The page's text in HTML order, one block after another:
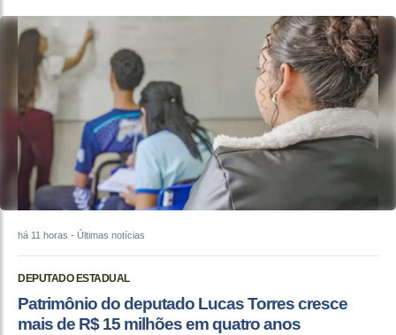
há 11 horas - Últimas notícias
DEPUTADO ESTADUAL
Patrimônio do deputado Lucas Torres cresce
mais de R$ 15 milhões em quatro anos